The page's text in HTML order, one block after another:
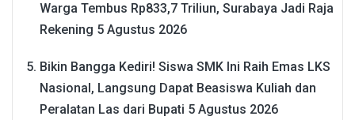
Warga Tembus Rp833,7 Triliun, Surabaya Jadi Raja
Rekening 5 Agustus 2026
Bikin Bangga Kediri! Siswa SMK Ini Raih Emas LKS
Nasional, Langsung Dapat Beasiswa Kuliah dan
Peralatan Las dari Bupati 5 Agustus 2026